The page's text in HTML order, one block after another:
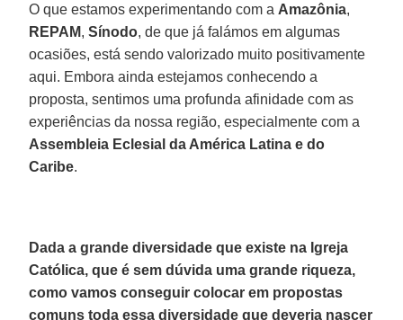
O que estamos experimentando com a Amazônia,
REPAM,Sínodo, de que já falámos em algumas
ocasiões, está sendo valorizado muito positivamente
aqui. Embora ainda estejamos conhecendo a
proposta, sentimos uma profunda afinidade com as
experiências da nossa região, especialmente com a
Assembleia Eclesial da América Latina e do
Caribe.
Dada a grande diversidade que existe na Igreja
Católica, que é sem dúvida uma grande riqueza,
como vamos conseguir colocar em propostas
comuns toda essa diversidade que deveria nascer